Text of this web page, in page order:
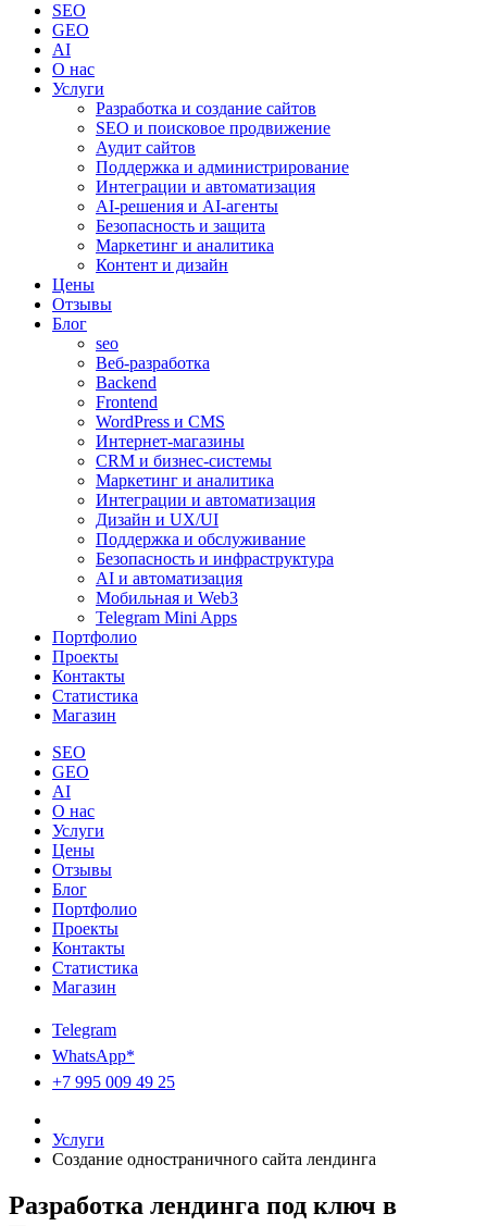
SEO
GEO
AI
О нас
Услуги
Разработка и создание сайтов
SEO и поисковое продвижение
Аудит сайтов
Поддержка и администрирование
Интеграции и автоматизация
AI-решения и AI-агенты
Безопасность и защита
Маркетинг и аналитика
Контент и дизайн
Цены
Отзывы
Блог
seo
Веб-разработка
Backend
Frontend
WordPress и CMS
Интернет-магазины
CRM и бизнес-системы
Маркетинг и аналитика
Интеграции и автоматизация
Дизайн и UX/UI
Поддержка и обслуживание
Безопасность и инфраструктура
AI и автоматизация
Мобильная и Web3
Telegram Mini Apps
Портфолио
Проекты
Контакты
Статистика
Магазин
SEO
GEO
AI
О нас
Услуги
Цены
Отзывы
Блог
Портфолио
Проекты
Контакты
Статистика
Магазин
Telegram
WhatsApp*
+7 995 009 49 25
Услуги
Создание одностраничного сайта лендинга
Разработка лендинга под ключ в